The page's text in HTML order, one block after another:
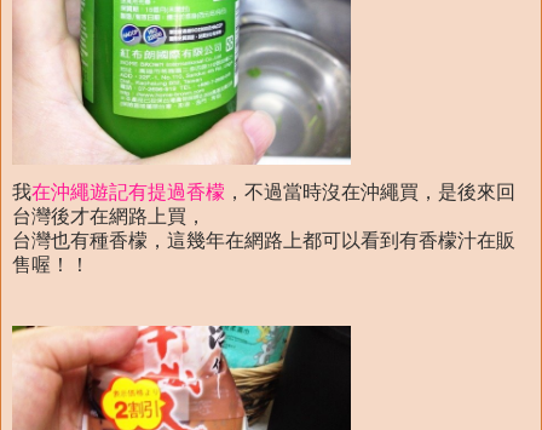
我在沖繩遊記有提過香檬 ，不過當時沒在沖繩買，是後來回
台灣後才在網路上買，
台灣也有種香檬，這幾年在網路上都可以看到有香檬汁在販
售喔！！